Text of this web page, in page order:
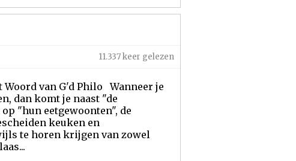
11.337 keer gelezen
van G'd Philo Wanneer je
dan komt je naast "de
"hun eetgewoonten", de
keuken en
te horen krijgen van zowel